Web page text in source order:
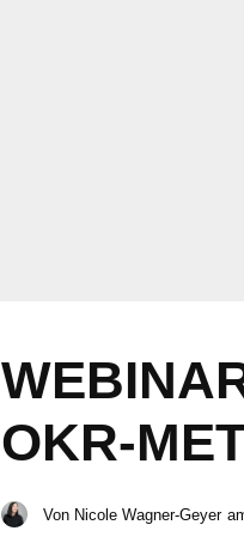
OKR-
Von Nicole Wagner-Geyer